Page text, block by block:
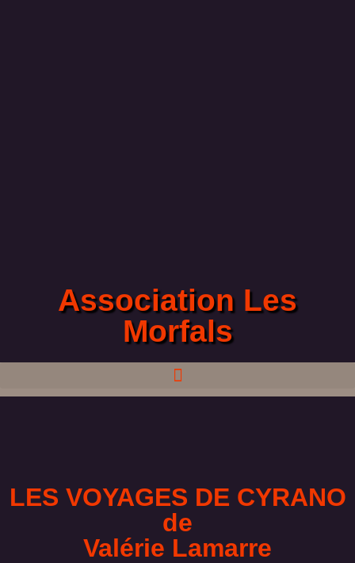
Association Les
Morfals
LES VOYAGES DE CYRANO
de
Valérie Lamarre